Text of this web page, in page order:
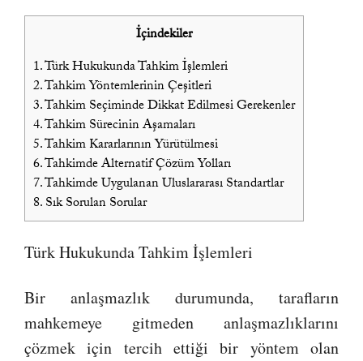
İçindekiler
1.Türk Hukukunda Tahkim İşlemleri
2.Tahkim Yöntemlerinin Çeşitleri
3.Tahkim Seçiminde Dikkat Edilmesi Gerekenler
4.Tahkim Sürecinin Aşamaları
5.Tahkim Kararlarının Yürütülmesi
6.Tahkimde Alternatif Çözüm Yolları
7.Tahkimde Uygulanan Uluslararası Standartlar
8. Sık Sorulan Sorular
Türk Hukukunda Tahkim İşlemleri
Bir anlaşmazlık durumunda, tarafların
mahkemeye gitmeden anlaşmazlıklarını
çözmek için tercih ettiği bir yöntem olan